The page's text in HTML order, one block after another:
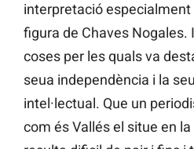
interpretació especialment
figura de Chaves Nogales.
coses per les quals va
seua independència i la
intel·lectual. Que un
com és Vallés el situe en